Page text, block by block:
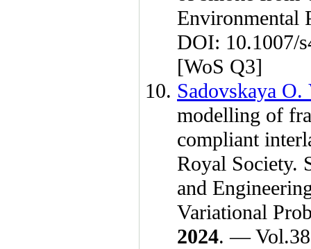
Environmental
DOI: 10.1007/
[WoS Q3]
Sadovskaya O.
modelling of
compliant
Royal Society.
and
Variational
2024. —